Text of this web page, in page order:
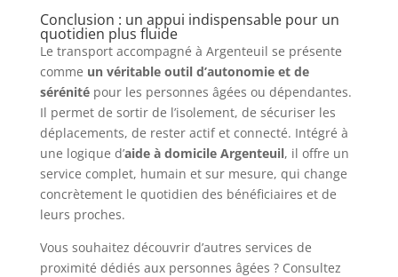
Conclusion : un appui indispensable pour un
quotidien plus fluide
Le transport accompagné à Argenteuil se présente
comme un véritable outil d’autonomie et de
sérénitépour les personnes âgées ou dépendantes.
Il permet de sortir de l’isolement, de sécuriser les
déplacements, de rester actif et connecté. Intégré à
une logique d’aide à domicile Argenteuil, il offre un
service complet, humain et sur mesure, qui change
concrètement le quotidien des bénéficiaires et de
leurs proches.
Vous souhaitez découvrir d’autres services de
proximité dédiés aux personnes âgées ? Consultez